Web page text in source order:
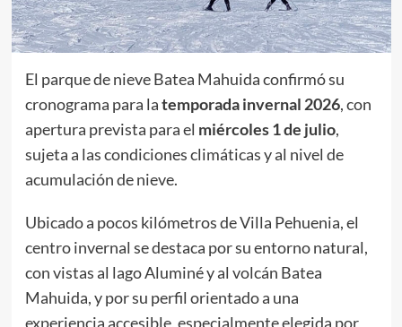
El parque de nieve Batea Mahuida confirmó su
cronograma para latemporada invernal 2026, con
apertura prevista para el miércoles 1 de julio,
sujeta a las condiciones climáticas y al nivel de
acumulación de nieve.
Ubicado a pocos kilómetros de Villa Pehuenia, el
centro invernal se destaca por su entorno natural,
con vistas al lago Aluminé y al volcán Batea
Mahuida, y por su perfil orientado a una
experiencia accesible, especialmente elegida por